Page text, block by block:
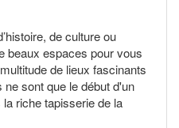
de culture ou
beaux espaces pour vous
de lieux fascinants
sont que le début d'un
riche tapisserie de la